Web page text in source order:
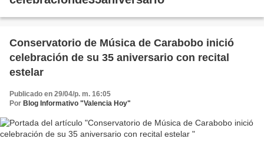
Conservatorio de Música de Carabobo inició
celebración de su 35 aniversario con recital
estelar
Publicado en 29/04/p. m. 16:05
Por Blog Informativo "Valencia Hoy"